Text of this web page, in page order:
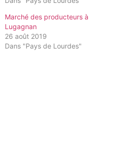
Marché des producteurs à
Lugagnan
26 août 2019
Dans "Pays de Lourdes"